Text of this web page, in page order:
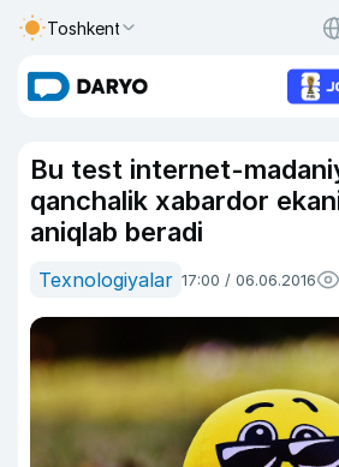
Toshkent
Bu test internet-
qanchalik xabardor
aniqlab beradi
Texnologiyalar 17:00 / 06.06.2016